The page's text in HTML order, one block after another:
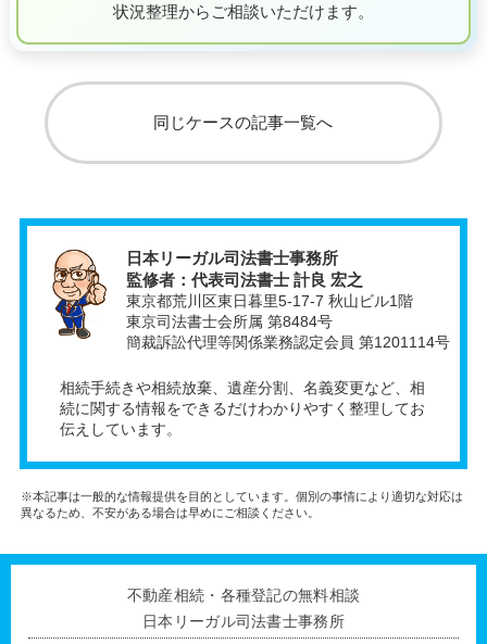
状況整理からご相談いただけます。
同じケースの記事一覧へ
日本リーガル司法書士事務所
監修者：代表司法書士 計良 宏之
東京都荒川区東日暮里5-17-7 秋山ビル1階
東京司法書士会所属 第8484号
簡裁訴訟代理等関係業務認定会員 第1201114号
相続手続きや相続放棄、遺産分割、名義変更など、相
続に関する情報をできるだけわかりやすく整理してお
伝えしています。
※本記事は一般的な情報提供を目的としています。個別の事情により適切な対応は
異なるため、不安がある場合は早めにご相談ください。
不動産相続・各種登記の無料相談
日本リーガル司法書士事務所